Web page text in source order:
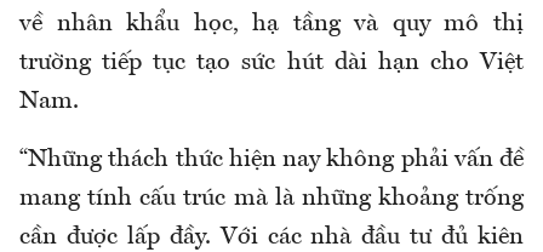
về nhân khẩu học, hạ tầng và quy mô thị
trường tiếp tục tạo sức hút dài hạn cho Việt
Nam.
“Những thách thức hiện nay không phải vấn đề
mang tính cấu trúc mà là những khoảng trống
cần được lấp đầy. Với các nhà đầu tư đủ kiên